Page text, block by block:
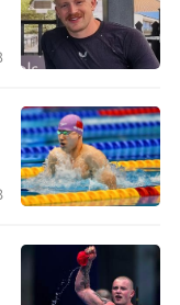
状态回调，但
让他们列在奖
“纯度”，远高
代的迹象？从
——欧洲锦标赛
年欧洲锦标